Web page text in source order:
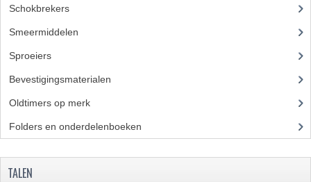
Schokbrekers
Smeermiddelen
Sproeiers
Bevestigingsmaterialen
Oldtimers op merk
Folders en onderdelenboeken
TALEN